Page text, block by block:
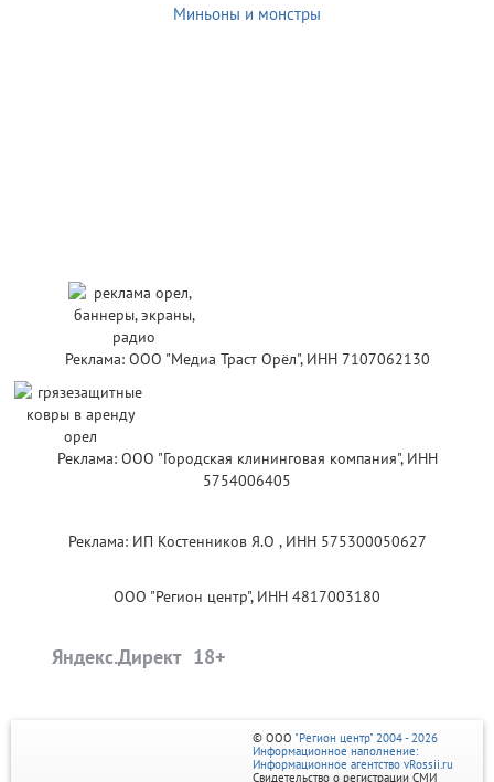
Миньоны и монстры
Реклама: ООО "Медиа Траст Орёл", ИНН 7107062130
Реклама: ООО "Городская клининговая компания", ИНН
5754006405
Реклама: ИП Костенников Я.О , ИНН 575300050627
ООО "Регион центр", ИНН 4817003180
Яндекс.Директ
© ООО "Регион центр" 2004 - 2026
Информационное наполнение:
Информационное агентство vRossii.ru
Свидетельство о регистрации СМИ